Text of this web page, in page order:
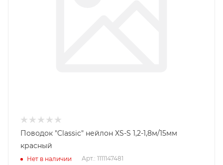
Поводок "Classic" нейлон XS-S 1,2-1,8м/15мм
красный
Нет в наличии Арт.: 1111147481